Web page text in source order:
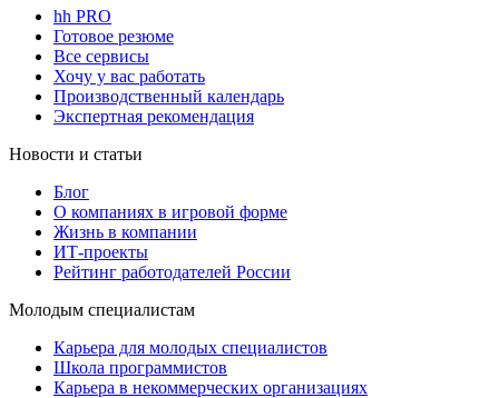
hh PRO
Готовое резюме
Все сервисы
Хочу у вас работать
Производственный календарь
Экспертная рекомендация
Новости и статьи
Блог
О компаниях в игровой форме
Жизнь в компании
ИТ-проекты
Рейтинг работодателей России
Молодым специалистам
Карьера для молодых специалистов
Школа программистов
Карьера в некоммерческих организациях